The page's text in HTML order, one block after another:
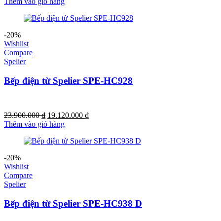
-20%
Wishlist
Compare
Spelier
Bếp điện từ Spelier SPE-HC928
23.900.000₫ 19.120.000 ₫
Thêm vào giỏ hàng
-20%
Wishlist
Compare
Spelier
Bếp điện từ Spelier SPE-HC938 D